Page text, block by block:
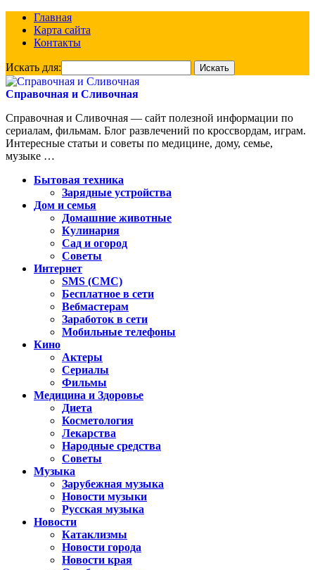
Главная
Карта сайта
Контакты
Искать для:
Справочная и Сливочная
Справочная и Сливочная — сайт полезной информации по
сериалам, фильмам. Блог развлечений по кроссвордам, играм.
Интересные статьи и советы по медицине, дому, семье,
музыке …
Бытовая техника
Зарядные устройства
Дом и семья
Домашние животные
Кулинария
Сад и огород
Советы
Интернет
SMS (СМС)
Бесплатное в сети
Вебмастерам
Заработок в сети
Мобильные телефоны
Кино
Актеры
Сериалы
Фильмы
Медицина и Здоровье
Диета
Косметология
Лекарства
Народные средства
Советы
Музыка
Зарубежная музыка
Новости музыки
Русская музыка
Новости
Катаклизмы
Новости города
Новости края